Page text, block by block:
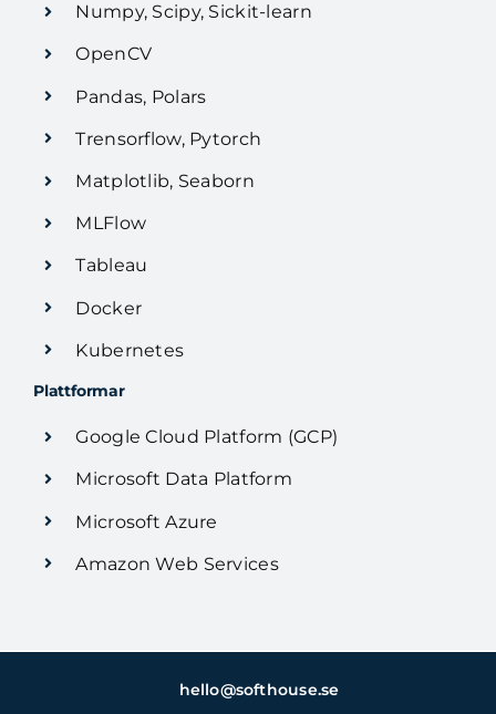
Numpy, Scipy, Sickit-learn
OpenCV
Pandas, Polars
Trensorflow, Pytorch
Matplotlib, Seaborn
MLFlow
Tableau
Docker
Kubernetes
Plattformar
Google Cloud Platform (GCP)
Microsoft Data Platform
Microsoft Azure
Amazon Web Services
hello@softhouse.se